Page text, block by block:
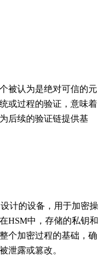
被认为是绝对可信的元
或过程的验证，意味着
后续的验证链提供基
计的设备，用于加密操
HSM中，存储的私钥和
个加密过程的基础，确
泄露或篡改。